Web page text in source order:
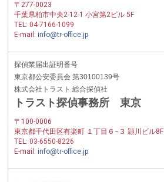
〒277-0023
千葉県柏市中央2-12-1 小宮第2ビル 5F
TEL:04-7166-1099
E-mail:info@tr-office.jp
探偵業届出証明番号
東京都公安委員会 第30100139号
株式会社トラスト 総合探偵社
トラスト探偵事務所 東京
〒100-0006
東京都千代田区有楽町 １丁目６−３ 頴川ビル8F
TEL:03-6550-8226
E-mail:info@tr-office.jp